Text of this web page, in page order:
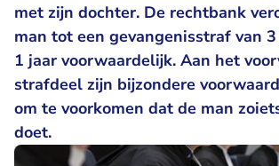
met zijn dochter. De rechtbank
man tot een gevangenisstraf van
1 jaar voorwaardelijk. Aan het
strafdeel zijn bijzondere
om te voorkomen dat de man
doet.